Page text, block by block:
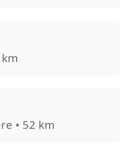
• 52 km